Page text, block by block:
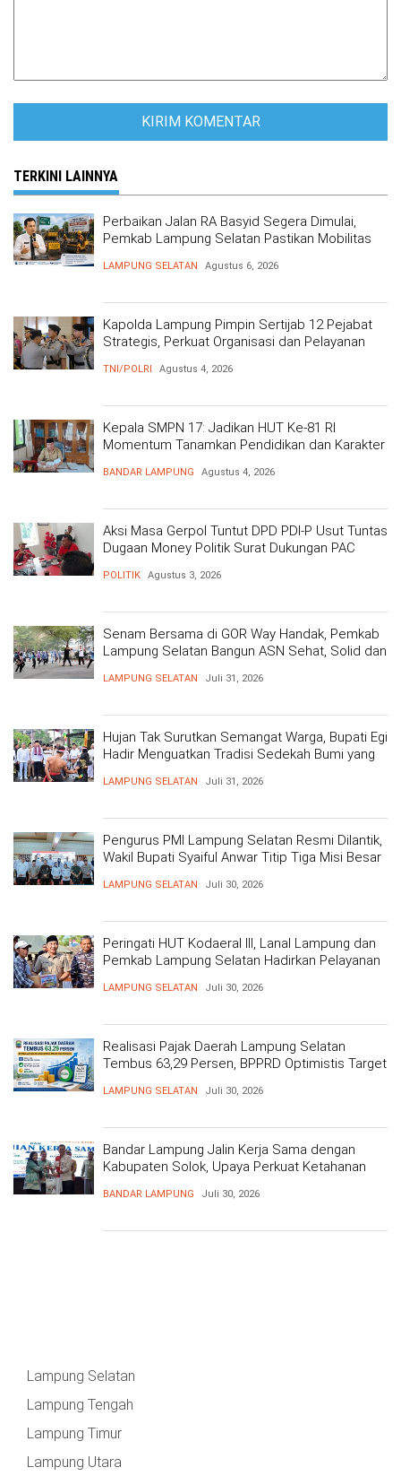
TERKINI LAINNYA
Perbaikan Jalan RA Basyid Segera Dimulai,
Pemkab Lampung Selatan Pastikan Mobilitas
LAMPUNG SELATAN Agustus 6, 2026
Kapolda Lampung Pimpin Sertijab 12 Pejabat
Strategis, Perkuat Organisasi dan Pelayanan
TNI/POLRI Agustus 4, 2026
Kepala SMPN 17: Jadikan HUT Ke-81 RI
Momentum Tanamkan Pendidikan dan Karakter
BANDAR LAMPUNG Agustus 4, 2026
Aksi Masa Gerpol Tuntut DPD PDI-P Usut Tuntas
Dugaan Money Politik Surat Dukungan PAC
POLITIK Agustus 3, 2026
Senam Bersama di GOR Way Handak, Pemkab
Lampung Selatan Bangun ASN Sehat, Solid dan
LAMPUNG SELATAN Juli 31, 2026
Hujan Tak Surutkan Semangat Warga, Bupati Egi
Hadir Menguatkan Tradisi Sedekah Bumi yang
LAMPUNG SELATAN Juli 31, 2026
Pengurus PMI Lampung Selatan Resmi Dilantik,
Wakil Bupati Syaiful Anwar Titip Tiga Misi Besar
LAMPUNG SELATAN Juli 30, 2026
Peringati HUT Kodaeral III, Lanal Lampung dan
Pemkab Lampung Selatan Hadirkan Pelayanan
LAMPUNG SELATAN Juli 30, 2026
Realisasi Pajak Daerah Lampung Selatan
Tembus 63,29 Persen, BPPRD Optimistis Target
LAMPUNG SELATAN Juli 30, 2026
Bandar Lampung Jalin Kerja Sama dengan
Kabupaten Solok, Upaya Perkuat Ketahanan
BANDAR LAMPUNG Juli 30, 2026
Lampung Selatan
Lampung Tengah
Lampung Timur
Lampung Utara